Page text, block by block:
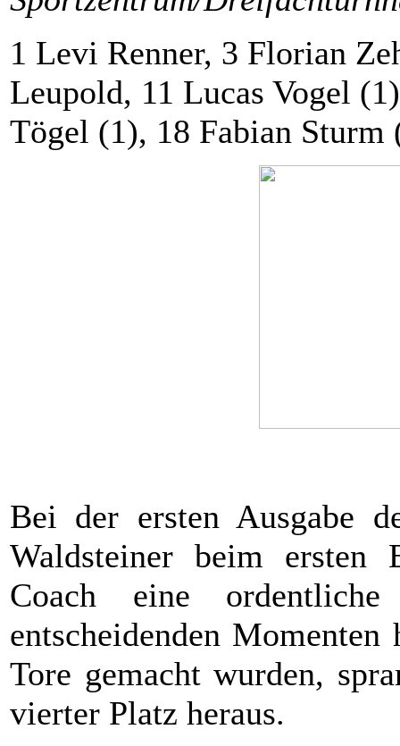
1 Levi Renner, 3 Florian
Leupold, 11 Lucas Vogel
Tögel (1), 18 Fabian Sturm
Bei der ersten Ausgabe
Waldsteiner beim
Coach eine
entscheidenden
Tore gemacht wurden,
vierter Platz heraus.